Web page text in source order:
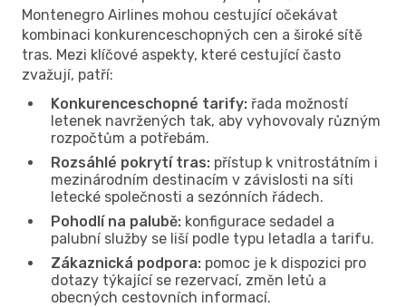
Montenegro Airlines mohou cestující očekávat
kombinaci konkurenceschopných cen a široké sítě
tras. Mezi klíčové aspekty, které cestující často
zvažují, patří:
Konkurenceschopné tarify: řada možností
letenek navržených tak, aby vyhovovaly různým
rozpočtům a potřebám.
Rozsáhlé pokrytí tras: přístup k vnitrostátním i
mezinárodním destinacím v závislosti na síti
letecké společnosti a sezónních řádech.
Pohodlí na palubě: konfigurace sedadel a
palubní služby se liší podle typu letadla a tarifu.
Zákaznická podpora: pomoc je k dispozici pro
dotazy týkající se rezervací, změn letů a
obecných cestovních informací.